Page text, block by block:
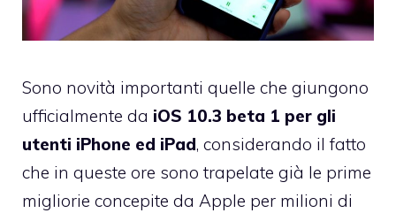
Sono novità importanti quelle che giungono
ufficialmente da iOS 10.3 beta 1 per gli
utenti iPhone ed iPad, considerando il fatto
che in queste ore sono trapelate già le prime
migliorie concepite da Apple per milioni di